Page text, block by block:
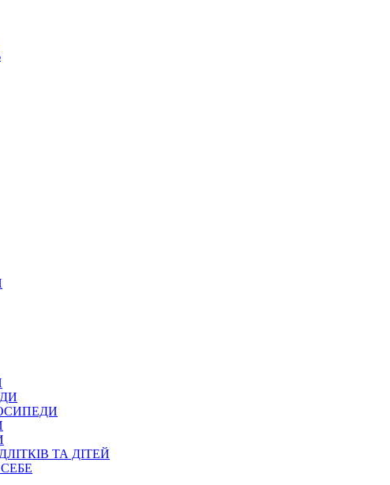
ТА ДІТЕЙ